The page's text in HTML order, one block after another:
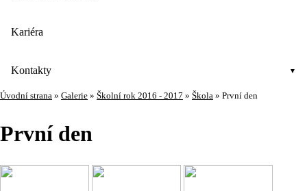
Kariéra
Kontakty
Úvodní strana » Galerie » Školní rok 2016 - 2017 » Škola » První den
První den